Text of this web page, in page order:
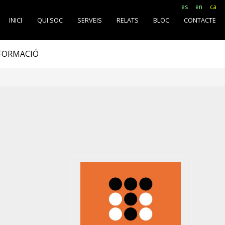
INICI QUI SOC SERVEIS RELATS BLOC CONTACTE
es en ca